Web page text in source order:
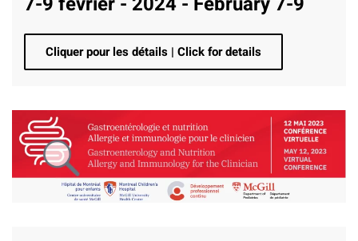
Cliquer pour les détails | Click for details